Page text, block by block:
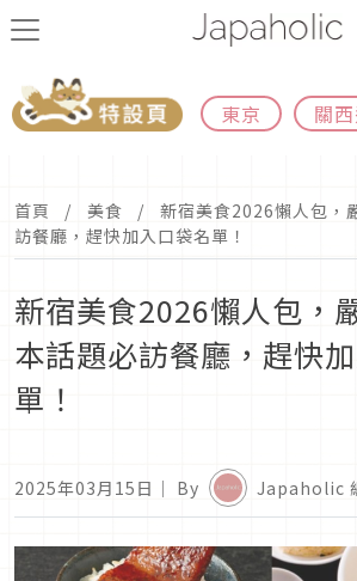
東京 關
首頁 美食
新宿美食2026懶人包，
訪餐廳，趕快加入口袋名單！
新宿美食2026懶人包，
本話題必訪餐廳，趕快
單！
2025年03月15日 ｜ By Japaholic